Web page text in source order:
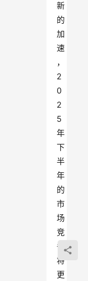
新
的
加
速
，
2
0
2
5
年
下
半
年
的
市
场
竞
争
将
更